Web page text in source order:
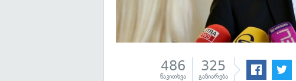
486
წაკითხვა
325
გაზიარება